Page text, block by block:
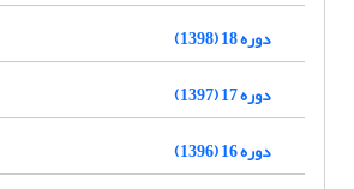
دوره 18 (1398)
دوره 17 (1397)
دوره 16 (1396)